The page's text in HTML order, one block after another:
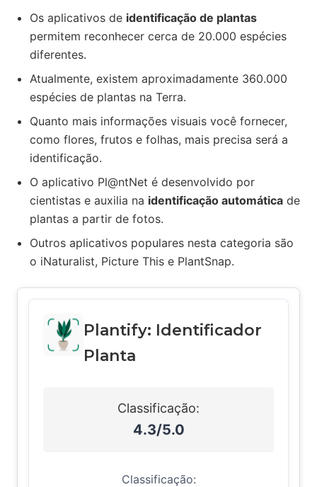
Os aplicativos de identificação de plantas
permitem reconhecer cerca de 20.000 espécies
diferentes.
Atualmente, existem aproximadamente 360.000
espécies de plantas na Terra.
Quanto mais informações visuais você fornecer,
como flores, frutos e folhas, mais precisa será a
identificação.
O aplicativo Pl@ntNet é desenvolvido por
cientistas e auxilia na identificação automática de
plantas a partir de fotos.
Outros aplicativos populares nesta categoria são
o iNaturalist, Picture This e PlantSnap.
Plantify: Identificador
Planta
Classificação:
4.3/5.0
Classificação: